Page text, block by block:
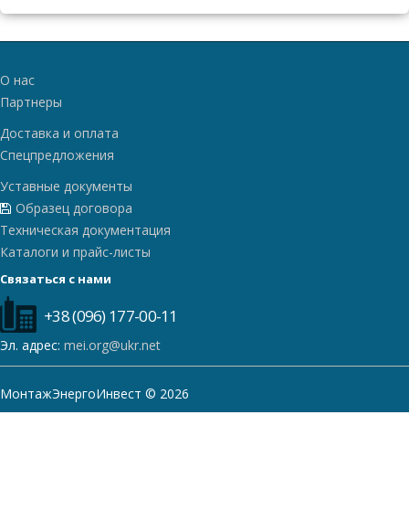
О нас
Партнеры
Доставка и оплата
Спецпредложения
Уставные документы
Образец договора
Техническая документация
Каталоги и прайс-листы
Связаться с нами
+38 (096) 177-00-11
Эл. адрес: mei.org@ukr.net
МонтажЭнергоИнвест © 2026